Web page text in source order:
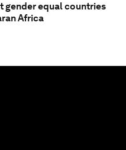
gender equal countries
Africa